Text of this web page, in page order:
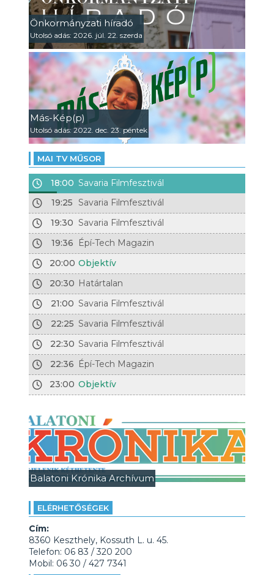
Önkormányzati híradó
Utolsó adás: 2026. júl. 22. szerda
Más-Kép(p)
Utolsó adás: 2022. dec. 23. péntek
MAI TV MŰSOR
18:00 Savaria Filmfesztivál
19:25
Savaria Filmfesztivál
19:30 Savaria Filmfesztivál
19:36
Épí-Tech Magazin
20:00 Objektív
20:30 Határtalan
21:00 Savaria Filmfesztivál
22:25 Savaria Filmfesztivál
22:30 Savaria Filmfesztivál
22:36 Épí-Tech Magazin
23:00 Objektív
Balatoni Krónika Archívum
ELÉRHETŐSÉGEK
Cím:
8360 Keszthely, Kossuth L. u. 45.
Telefon: 06 83 / 320 200
Mobil: 06 30 / 427 7341